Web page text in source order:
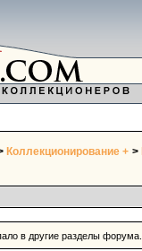
Коллекционирование + >
в другие разделы форума.